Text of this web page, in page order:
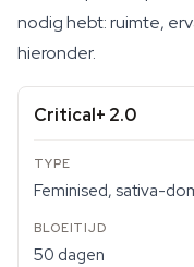
nodig hebt: ruimte,
hieronder.
Critical+ 2.0
Feminised, sativa-
50 dagen